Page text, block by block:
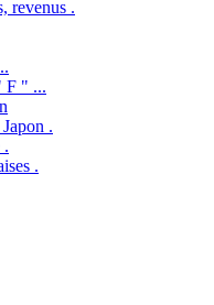
revenus .
F " ...
.
.
.